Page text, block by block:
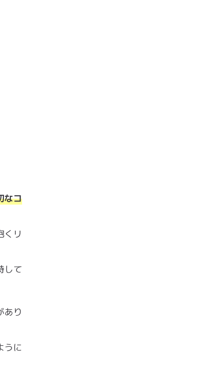
なコ
くリ
して
あり
うに